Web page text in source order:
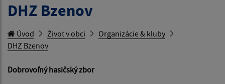
DHZ Bzenov
Úvod Život v obci
Organizácie & kluby
DHZ Bzenov
Dobrovoľný hasičský zbor